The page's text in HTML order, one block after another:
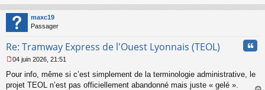
au
maxc19
Passager
Re: Tramway Express de l'Ouest Lyonnais (TEOL)
e
s
04 juin 2026, 21:51
Pour info, même si c’est simplement de la terminologie administrative, le
projet TEOL n’est pas officiellement abandonné mais juste « gelé ».